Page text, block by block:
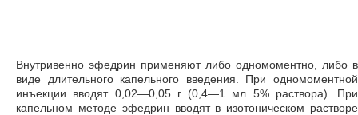
Внутривенно эфедрин применяют либо одномоментно, либо в
виде длительного капельного введения. При одномоментной
инъекции вводят 0,02—0,05 г (0,4—1 мл 5% раствора). При
капельном методе эфедрин вводят в изотоническом растворе